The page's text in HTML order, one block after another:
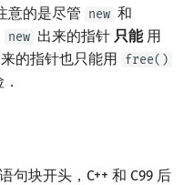
意的是尽管 new 和
new 出来的指针 只能用
的指针也只能用 free()
句块开头，C++ 和 C99 后